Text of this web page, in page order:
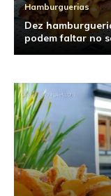
Hamburguerias
Dez
podem faltar no